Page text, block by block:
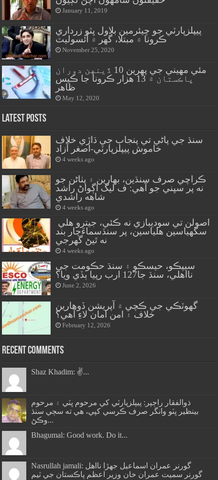
January 11, 2019
پيپلزپارٽي جو چيئرمين بلاول ڀٽو زرداري
ڪرونا ۾ مبتلا، گهر ۾ آئسوليٽ
November 25, 2020
مئي مهيني جي پهرين 10 ڏينهن دوران
پاڪستان ۾ 13 هزار ڪرونا جا ڪيس
ظاهر
May 12, 2020
Latest Posts
سنڌ جي پاڻي تي پنجاب جي ڌاڙي خلاف
خاموش پيپلزپارٽي-اصغر آزاد
4 weeks ago
ڪراچي صرف سنڌين، بهارين ۽ پٺاڻن جو
نه پر سڀني جو آهي: ف ليگ اڳواڻ راشد
شاهه راشدي
4 weeks ago
سگهياسين هلياسين، پر سنڌسماءَچار بند
نه ٿيڻ گهرجي
4 weeks ago
سيپڪو، حيسڪو ۽ سنڌ حڪومت جي
نااهلي، سنڌ جا127 ارب رپيا ٻڏي ويا؟
June 2, 2026
گهوٽڪي جي ڪچي ۾ آپريشن ڏوهارين
خلاف ۽ امن امان لاءِ آهي؟
February 12, 2026
Recent Comments
Shaz Khadim: ✌️...
ذوالفقار راڄپر: پيپلزپارٽي کي مرحوم ڀٽي ۽ مرحوم
بينظير ڀٽو وانگر صرف ڪرسي کپي، هي ته سڄي سنڌ
وڪڻ...
Bhagumal: Good work. Do it...
Nasrullah jamali: گورنر عمران اسماعيل جھڙا نااهل
گورنر سميت عمران خان وزير اعظم پاڪستان جي ٽيم